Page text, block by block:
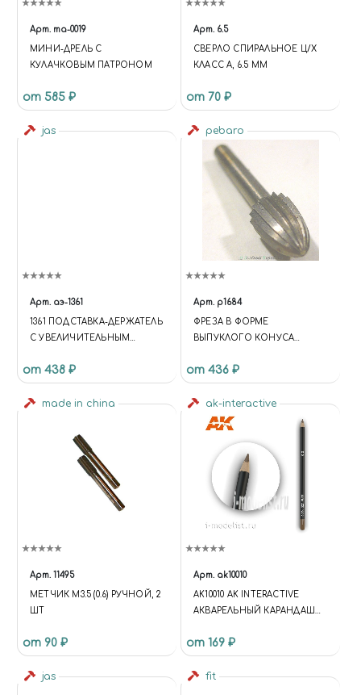
Арт. ma-0019
МИНИ-ДРЕЛЬ С
КУЛАЧКОВЫМ ПАТРОНОМ
от 585 ₽
Арт. 6.5
СВЕРЛО СПИРАЛЬНОЕ Ц/Х
КЛАСС А, 6.5 ММ
от 70 ₽
jas
Арт. аэ-1361
1361 ПОДСТАВКА-ДЕРЖАТЕЛЬ
С УВЕЛИЧИТЕЛЬНЫМ
от 438 ₽
pebaro
Арт. p1684
ФРЕЗА В ФОРМЕ
ВЫПУКЛОГО КОНУСА
ПЛАСТИКОВОМ БОКСЕ
от 436 ₽
made in china
Арт. 11495
МЕТЧИК М3.5 (0.6) РУЧНОЙ, 2
от 90 ₽
ak-interactive
Арт. ak10010
AK10010 AK INTERACTIVE
АКВАРЕЛЬНЫЙ КАРАНДАШ
PENCIL SEPIA
от 169 ₽
jas fit